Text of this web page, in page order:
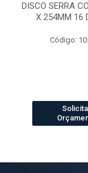
DISCO SERRA
X 254MM 16
Código: